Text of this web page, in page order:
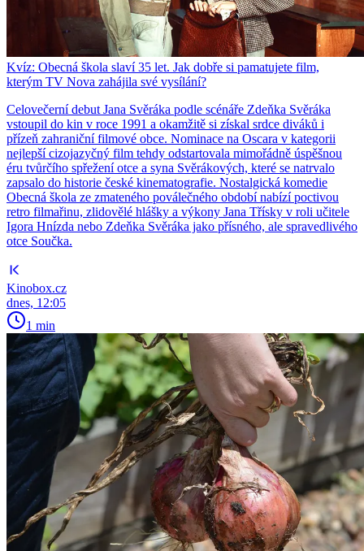
Kvíz: Obecná škola slaví 35 let. Jak dobře si pamatujete film,
kterým TV Nova zahájila své vysílání?
Celovečerní debut Jana Svěráka podle scénáře Zdeňka Svěráka
vstoupil do kin v roce 1991 a okamžitě si získal srdce diváků i
přízeň zahraniční filmové obce. Nominace na Oscara v kategorii
nejlepší cizojazyčný film tehdy odstartovala mimořádně úspěšnou
éru tvůrčího spřežení otce a syna Svěrákových, které se natrvalo
zapsalo do historie české kinematografie. Nostalgická komedie
Obecná škola ze zmateného poválečného období nabízí poctivou
retro filmařinu, zlidovělé hlášky a výkony Jana Třísky v roli učitele
Igora Hnízda nebo Zdeňka Svěráka jako přísného, ale spravedlivého
otce Součka.
Kinobox.cz
dnes, 12:05
1 min